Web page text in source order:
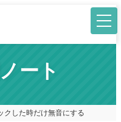
ート
クした時だけ無音にする